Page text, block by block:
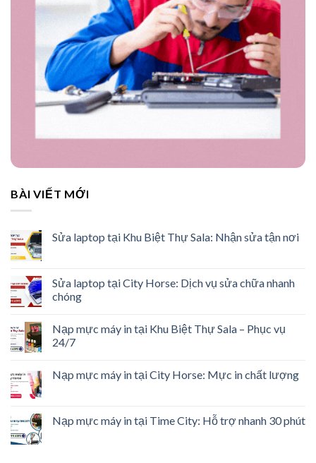
BÀI VIẾT MỚI
Sửa laptop tại Khu Biệt Thự Sala: Nhận sửa tận nơi
Sửa laptop tại City Horse: Dịch vụ sửa chữa nhanh
chóng
Nạp mực máy in tại Khu Biệt Thự Sala – Phục vụ
24/7
Nạp mực máy in tại City Horse: Mực in chất lượng
Nạp mực máy in tại Time City: Hỗ trợ nhanh 30 phút